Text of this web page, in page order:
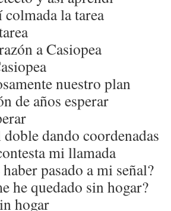
la tarea
a Casiopea
nuestro plan
de años esperar
dando coordenadas
mi llamada
pasado a mi señal?
he quedado sin hogar?
hogar